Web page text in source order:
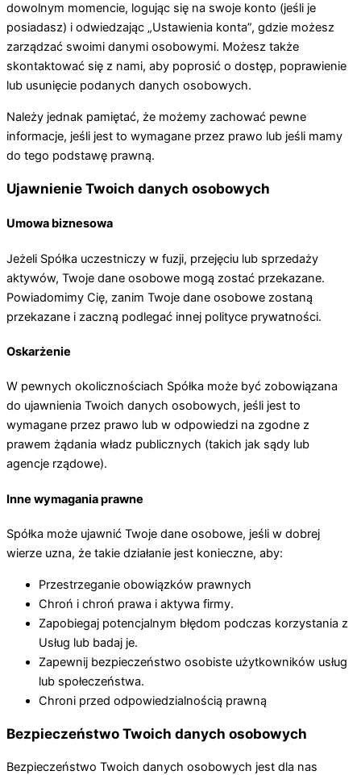
dowolnym momencie, logując się na swoje konto (jeśli je
posiadasz) i odwiedzając „Ustawienia konta”, gdzie możesz
zarządzać swoimi danymi osobowymi. Możesz także
skontaktować się z nami, aby poprosić o dostęp, poprawienie
lub usunięcie podanych danych osobowych.
Należy jednak pamiętać, że możemy zachować pewne
informacje, jeśli jest to wymagane przez prawo lub jeśli mamy
do tego podstawę prawną.
Ujawnienie Twoich danych osobowych
Umowa biznesowa
Jeżeli Spółka uczestniczy w fuzji, przejęciu lub sprzedaży
aktywów, Twoje dane osobowe mogą zostać przekazane.
Powiadomimy Cię, zanim Twoje dane osobowe zostaną
przekazane i zaczną podlegać innej polityce prywatności.
Oskarżenie
W pewnych okolicznościach Spółka może być zobowiązana
do ujawnienia Twoich danych osobowych, jeśli jest to
wymagane przez prawo lub w odpowiedzi na zgodne z
prawem żądania władz publicznych (takich jak sądy lub
agencje rządowe).
Inne wymagania prawne
Spółka może ujawnić Twoje dane osobowe, jeśli w dobrej
wierze uzna, że ​​takie działanie jest konieczne, aby:
Przestrzeganie obowiązków prawnych
Chroń i chroń prawa i aktywa firmy.
Zapobiegaj potencjalnym błędom podczas korzystania z
Usług lub badaj je.
Zapewnij bezpieczeństwo osobiste użytkowników usług
lub społeczeństwa.
Chroni przed odpowiedzialnością prawną
Bezpieczeństwo Twoich danych osobowych
Bezpieczeństwo Twoich danych osobowych jest dla nas